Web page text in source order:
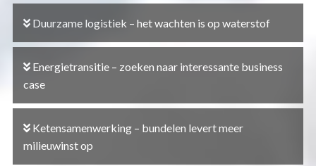
Duurzame logistiek – het wachten is op waterstof
Energietransitie – zoeken naar interessante business
case
Ketensamenwerking – bundelen levert meer
milieuwinst op